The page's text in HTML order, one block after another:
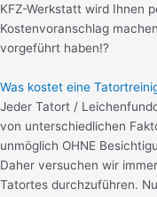
KFZ-Werkstatt wird Ihnen
Kostenvoranschlag
vorgeführt haben!?
Was kostet eine
Jeder Tatort /
von unterschiedlichen
unmöglich OHNE
Daher versuchen wir
Tatortes durchzuführen.